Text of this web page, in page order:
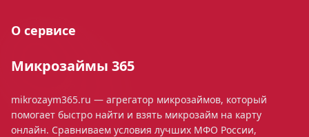
О сервисе
Микрозаймы 365
mikrozaym365.ru — агрегатор микрозаймов, который
помогает быстро найти и взять микрозайм на карту
онлайн. Сравниваем условия лучших МФО России,